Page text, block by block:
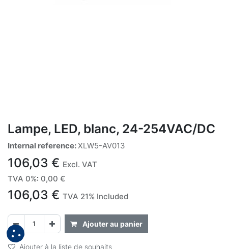
Lampe, LED, blanc, 24-254VAC/DC
Internal reference:XLW5-AV013
106,03 € Excl. VAT
TVA 0%: 0,00 €
106,03 € TVA 21% Included
Ajouter au panier
Ajouter à la liste de souhaits